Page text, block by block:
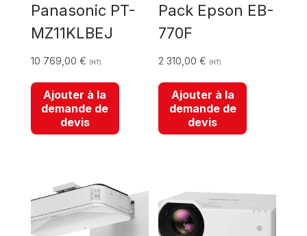
Panasonic PT-
MZ11KLBEJ
10 769,00 € (HT)
Ajouter à la
demande de
devis
Pack Epson EB-
770F
2 310,00€ (HT)
Ajouter à la
demande de
devis